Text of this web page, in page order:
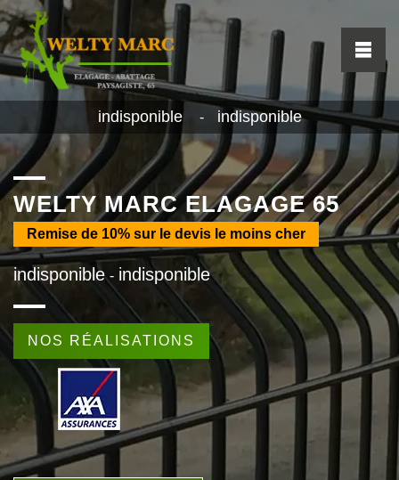
indisponible - indisponible
WELTY MARC ELAGAGE 65
Remise de 10% sur le devis le moins cher
indisponible - indisponible
NOS RÉALISATIONS